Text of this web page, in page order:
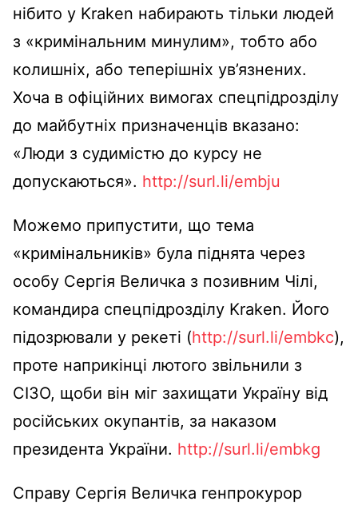
нібито у Kraken набирають тільки людей
з «кримінальним минулим», тобто або
колишніх, або теперішніх ув’язнених.
Хоча в офіційних вимогах спецпідрозділу
до майбутніх призначенців вказано:
«Люди з судимістю до курсу не
допускаються». http://surl.li/embju
Можемо припустити, що тема
«кримінальників» була піднята через
особу Сергія Величка з позивним Чілі,
командира спецпідрозділу Kraken. Його
підозрювали у рекеті (http://surl.li/embkc),
проте наприкінці лютого звільнили з
СІЗО, щоби він міг захищати Україну від
російських окупантів, за наказом
президента України. http://surl.li/embkg
Справу Сергія Величка генпрокурор